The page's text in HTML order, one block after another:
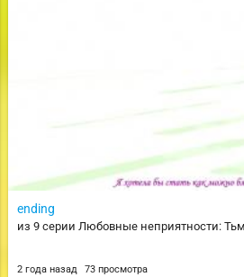
ending
из 9 серии Любовные неприятности:
2 года назад 73 просмотра